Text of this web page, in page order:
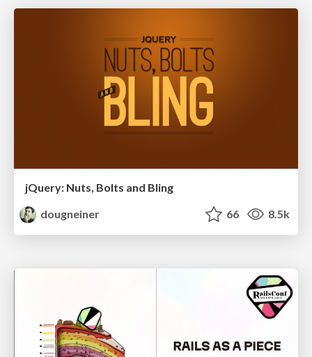
jQuery: Nuts, Bolts and Bling
dougneiner
66 8.5k